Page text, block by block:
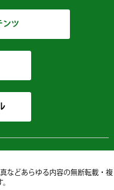
ンツ
などあらゆる内容の無断転載・複